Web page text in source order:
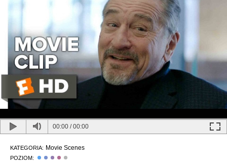
00:00 /00:00
KATEGORIA: Movie Scenes
POZIOM: